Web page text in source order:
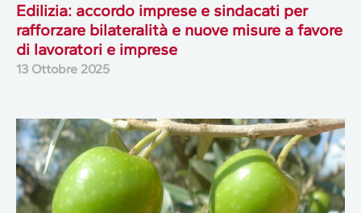
Edilizia: accordo imprese e sindacati per
rafforzare bilateralità e nuove misure a favore
di lavoratori e imprese
13 Ottobre 2025